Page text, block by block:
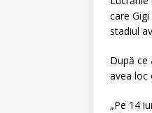
care
stadiul
După ce
avea loc
„Pe 14